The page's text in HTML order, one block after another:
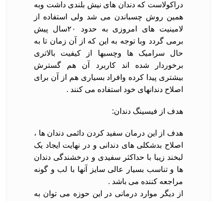
دراکولاست که دندان های نیش بلندی داشت وبه
همین روش چسباندن می شد ولی استفاده از
لامینیت های امروزی به حدود ۲۰سال پیش
برمی گردد وبا توجه به این که از آن زمان تا به
حال سرامیک ها وچسبها از کیفیت بالاتری
برخوردار شده اند کاربرد آن هم گسترش
بیشتری پیدا کرده وافراد بسیاری هم از آن برای
اصلاح دندانهای خود استفاده می کنند .
هدف از فیسینگ دندان:
هدف از این درمان سفید کردن دائمی دندان ها ،
اصلاح بدشکلی های دندانی و در نهایت ایجاد یک
لبخند زیبا با حداکثر سفیدی و درخشندگی دندان
ها و تناسب بسیار عالی سایز آنها با لب و گونه
مراجعه کننده می باشد .
از دیگر موارد درمانی در این حوزه می توان به